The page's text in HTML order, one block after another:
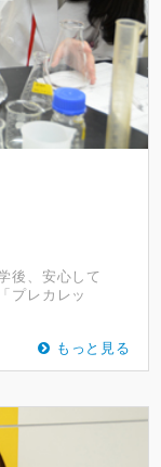
後、安心して
プレカレッ
もっと見る